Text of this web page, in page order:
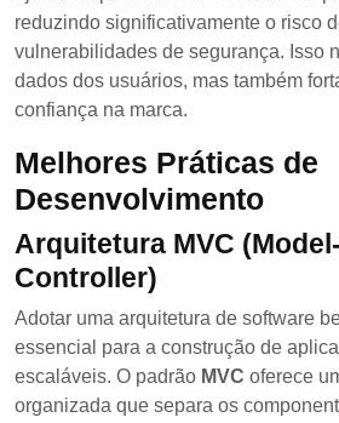
reduzindo significativamente o risco
vulnerabilidades de segurança. Isso
dados dos usuários, mas também
confiança na marca.
Melhores Práticas de
Desenvolvimento
Arquitetura MVC
Controller)
Adotar uma arquitetura de software
essencial para a construção de
escaláveis. O padrão MVC oferece
organizada que separa os